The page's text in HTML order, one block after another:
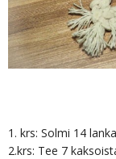
1. krs: Solmi 14
2.krs: Tee 7